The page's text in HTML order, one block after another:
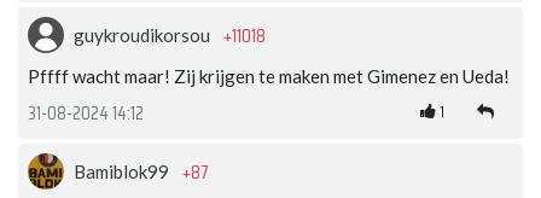
guykroudikorsou +11018
Pffff wacht maar! Zij krijgen te maken met Gimenez en Ueda!
31-08-2024 14:12 1
Bamiblok99 +87